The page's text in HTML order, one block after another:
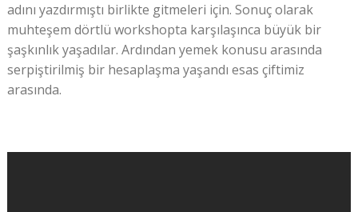
adını yazdırmıştı birlikte gitmeleri için. Sonuç olarak
muhteşem dörtlü workshopta karşılaşınca büyük bir
şaşkınlık yaşadılar. Ardından yemek konusu arasında
serpiştirilmiş bir hesaplaşma yaşandı esas çiftimiz
arasında.